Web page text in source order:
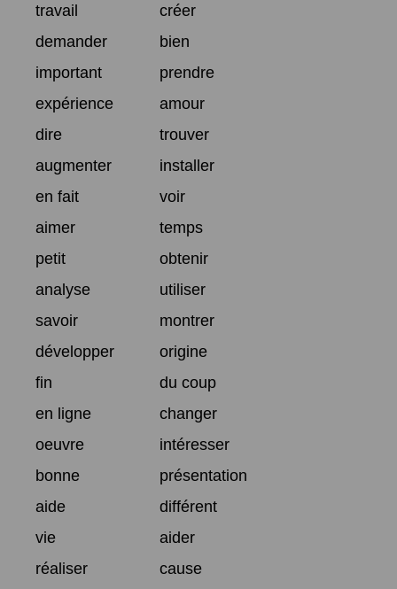
travail
créer
demander
bien
important
prendre
expérience
amour
dire
trouver
augmenter
installer
en fait
voir
aimer
temps
petit
obtenir
analyse
utiliser
savoir
montrer
développer
origine
fin
du coup
en ligne
changer
oeuvre
intéresser
bonne
présentation
aide
différent
vie
aider
réaliser
cause